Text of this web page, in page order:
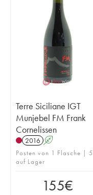
Terre Siciliane IGT
Munjebel FM Frank
Cornelissen
2016 A
Posten von 1 Flasche | 5
auf Lager
155€